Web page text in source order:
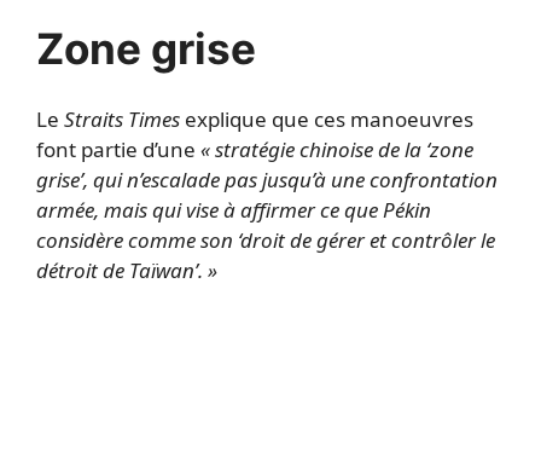
Zone grise
Le Straits Times explique que ces manoeuvres
font partie d’une « stratégie chinoise de la ‘zone
grise’, qui n’escalade pas jusqu’à une confrontation
armée, mais qui vise à affirmer ce que Pékin
considère comme son ‘droit de gérer et contrôler le
détroit de Taïwan’. »